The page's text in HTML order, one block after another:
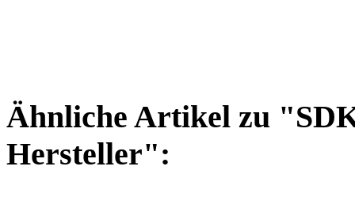
Ähnliche Artikel zu
Hersteller":